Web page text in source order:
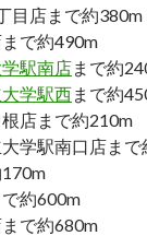
目店まで約380m
で約490m
駅南店まで約
学駅西まで約
店まで約210m
学駅南口店まで
約600m
で約680m